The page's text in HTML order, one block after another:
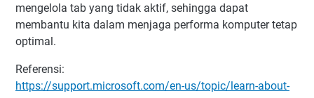
mengelola tab yang tidak aktif, sehingga dapat
membantu kita dalam menjaga performa komputer tetap
optimal.
Referensi:
https://support.microsoft.com/en-us/topic/learn-about-